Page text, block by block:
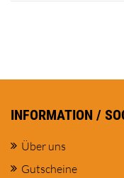
INFORMATION /
Über uns
Gutscheine